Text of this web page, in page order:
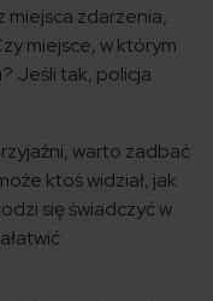
zdarzenia,
miejsce, w którym
Jeśli tak, policja
warto zadbać
ktoś widział, jak
się świadczyć w